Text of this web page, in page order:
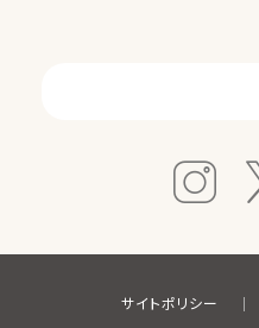
サイトポリシー